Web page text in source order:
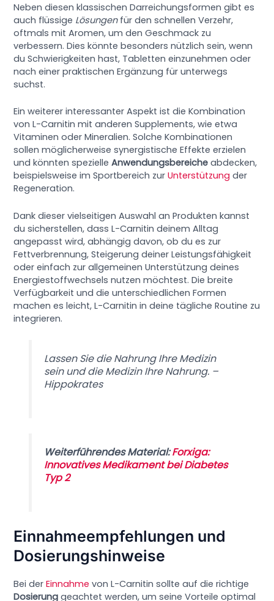
Neben diesen klassischen Darreichungsformen gibt es
auch flüssige Lösungenfür den schnellen Verzehr,
oftmals mit Aromen, um den Geschmack zu
verbessern. Dies könnte besonders nützlich sein, wenn
du Schwierigkeiten hast, Tabletten einzunehmen oder
nach einer praktischen Ergänzung für unterwegs
suchst.
Ein weiterer interessanter Aspekt ist die Kombination
von L-Carnitin mit anderen Supplements, wie etwa
Vitaminen oder Mineralien. Solche Kombinationen
sollen möglicherweise synergistische Effekte erzielen
und könnten spezielleAnwendungsbereiche abdecken,
beispielsweise im Sportbereich zurUnterstützung der
Regeneration.
Dank dieser vielseitigen Auswahl an Produkten kannst
du sicherstellen, dass L-Carnitin deinem Alltag
angepasst wird, abhängig davon, ob du es zur
Fettverbrennung, Steigerung deiner Leistungsfähigkeit
oder einfach zur allgemeinen Unterstützung deines
Energiestoffwechsels nutzen möchtest. Die breite
Verfügbarkeit und die unterschiedlichen Formen
machen es leicht, L-Carnitin in deine tägliche Routine zu
integrieren.
Lassen Sie die Nahrung Ihre Medizin
sein und die Medizin Ihre Nahrung. –
Hippokrates
Weiterführendes Material:Forxiga:
Innovatives Medikament bei Diabetes
Typ 2
Einnahmeempfehlungen und
Dosierungshinweise
Bei derEinnahme von L-Carnitin sollte auf die richtige
Dosierung geachtet werden, um seine Vorteile optimal